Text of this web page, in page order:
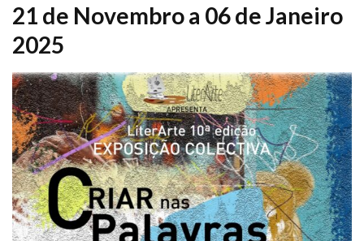
21 de Novembro a 06 de Janeiro
2025